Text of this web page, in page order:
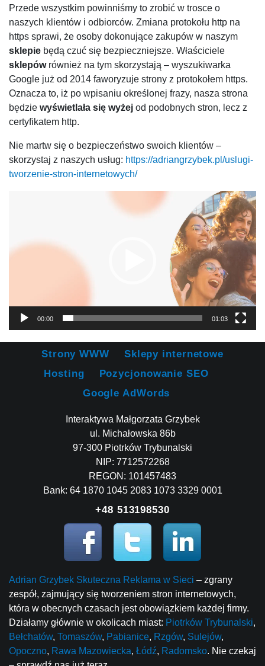
Przede wszystkim powinniśmy to zrobić w trosce o
naszych klientów i odbiorców. Zmiana protokołu http na
https sprawi, że osoby dokonujące zakupów w naszym
sklepie będą czuć się bezpieczniejsze. Właściciele
sklepówrównież na tym skorzystają – wyszukiwarka
Google już od 2014 faworyzuje strony z protokołem https.
Oznacza to, iż po wpisaniu określonej frazy, nasza strona
będzie wyświetlała się wyżej od podobnych stron, lecz z
certyfikatem http.
Nie martw się o bezpieczeństwo swoich klientów –
skorzystaj z naszych usług: https://adriangrzybek.pl/uslugi-
tworzenie-stron-internetowych/
00:00 01:03
Strony WWW
Sklepy internetowe
Hosting
Pozycjonowanie SEO
Google AdWords
Interaktywa Małgorzata Grzybek
ul. Michałowska 86b
97-300 Piotrków Trybunalski
NIP: 7712572268
REGON: 101457483
Bank: 64 1870 1045 2083 1073 3329 0001
+48 513198530
Adrian Grzybek Skuteczna Reklama w Sieci – zgrany
zespół, zajmujący się tworzeniem stron internetowych,
która w obecnych czasach jest obowiązkiem każdej firmy.
Działamy głównie w okolicach miast: Piotrków Trybunalski,
Bełchatów, Tomaszów, Pabianice, Rzgów, Sulejów,
Opoczno, Rawa Mazowiecka, Łódź, Radomsko. Nie czekaj